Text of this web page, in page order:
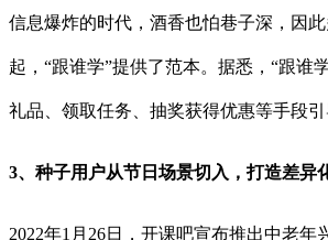
信息爆炸的时代，酒香也怕巷子深，因
起， “跟谁学”提供了范本。据悉，“跟谁
礼品、领取任务、抽奖获得优惠等手段
3、种子用户从节日场景切入，打造差异
2022年1月26日，开课吧宣布推出中老